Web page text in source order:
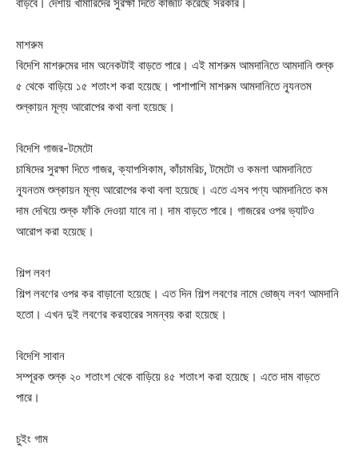
মাশরুম
বিদেশি মাশরুমের দাম অনেকটাই বাড়তে পারে। এই মাশরুম আমদানিতে আমদানি শুল্ক
৫ থেকে বাড়িয়ে ১৫ শতাংশ করা হয়েছে। পাশাপাশি মাশরুম আমদানিতে ন্যূনতম
শুল্কায়ন মূল্য আরোপের কথা বলা হয়েছে।
বিদেশি গাজর-টমেটো
চাষিদের সুরক্ষা দিতে গাজর, ক্যাপসিকাম, কাঁচামরিচ, টমেটো ও কমলা আমদানিতে
ন্যূনতম শুল্কায়ন মূল্য আরোপের কথা বলা হয়েছে। এতে এসব পণ্য আমদানিতে কম
দাম দেখিয়ে শুল্ক ফাঁকি দেওয়া যাবে না। দাম বাড়তে পারে। গাজরের ওপর ভ্যাটও
আরোপ করা হয়েছে।
শিল্প লবণ
শিল্প লবণের ওপর কর বাড়ানো হয়েছে। এত দিন শিল্প লবণের নামে ভোজ্য লবণ আমদানি
হতো। এখন দুই লবণের করহারের সমন্বয় করা হয়েছে।
বিদেশি সাবান
সম্পূরক শুল্ক ২০ শতাংশ থেকে বাড়িয়ে ৪৫ শতাংশ করা হয়েছে। এতে দাম বাড়তে
পারে।
চুইং গাম